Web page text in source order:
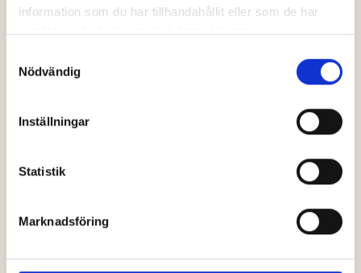
information som du har tillhandahållit eller som de har
samlat in när du har använt deras tjänster.
Nödvändig
Inställningar
Statistik
Marknadsföring
Design i Örsbäck
Kjellins Guld